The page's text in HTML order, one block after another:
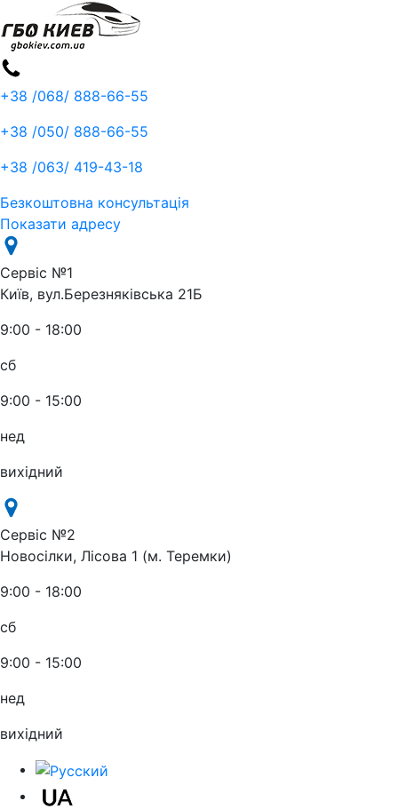
+38 /068/ 888-66-55
+38 /050/ 888-66-55
+38 /063/ 419-43-18
Безкоштовна консультація
Показати адресу
Сервіс №1
Київ, вул.Березняківська 21Б
9:00 - 18:00
сб
9:00 - 15:00
нед
вихідний
Сервіс №2
Новосілки, Лісова 1 (м. Теремки)
9:00 - 18:00
сб
9:00 - 15:00
нед
вихідний